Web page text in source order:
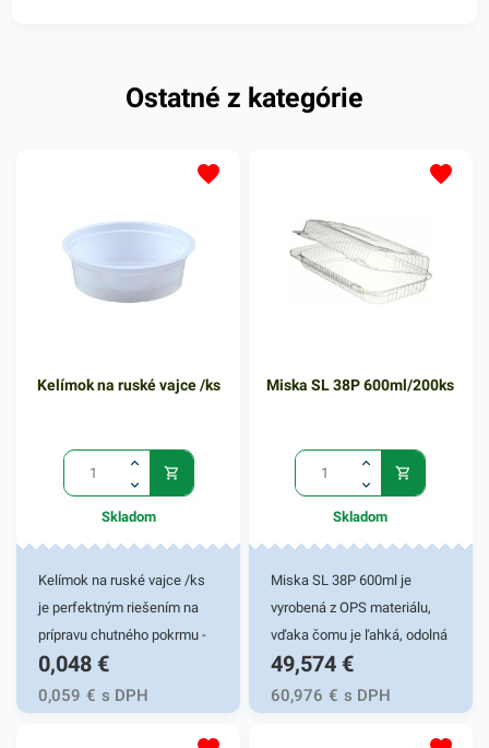
Ostatné z kategórie
Kelímok na ruské vajce /ks
Skladom
Kelímok na ruské vajce /ks
je perfektným riešením na
prípravu chutného pokrmu -
ruského vajca. Avšak tento
kelímok môže byť tiež
praktickým pomocníkom pri
0,048 €
0,059 € s DPH
Miska SL 38P 600ml/200ks
Skladom
Miska SL 38P 600ml je
vyrobená z OPS materiálu,
vďaka čomu je ľahká, odolná
a pevná. Má zlepšenú
priehľadnosť a zvýšenú
pevnosť. Táto miska je veľmi
49,574 €
60,976 € s DPH